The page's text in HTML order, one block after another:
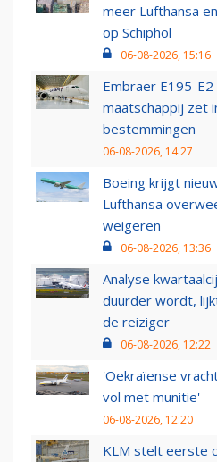
meer Lufthansa
op Schiphol
06-08-2026, 15:16
Embraer E195-
maatschappij zet
bestemmingen
06-08-2026, 14:27
Boeing krijgt
Lufthansa
weigeren
06-08-2026, 13:36
Analyse
duurder wordt,
de reiziger
06-08-2026, 12:22
'Oekraïense
vol met munitie'
06-08-2026, 12:20
KLM stelt eerste